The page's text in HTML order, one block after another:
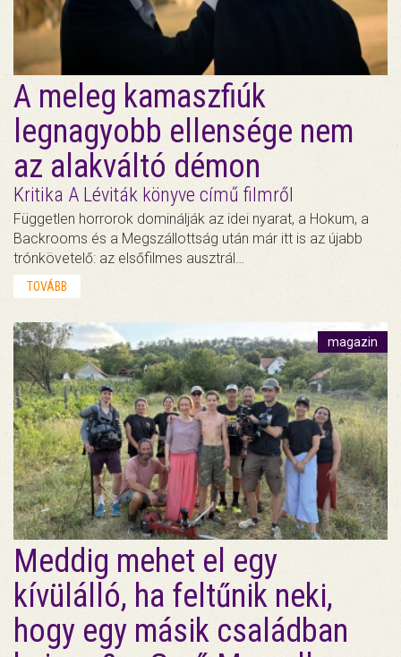
A meleg kamaszfiúk
legnagyobb ellensége nem
az alakváltó démon
Kritika A Léviták könyve című filmről
Független horrorok dominálják az idei nyarat, a Hokum, a
Backrooms és a Megszállottság után már itt is az újabb
trónkövetelő: az elsőfilmes ausztrál…
TOVÁBB
magazin
Meddig mehet el egy
kívülálló, ha feltűnik neki,
hogy egy másik családban